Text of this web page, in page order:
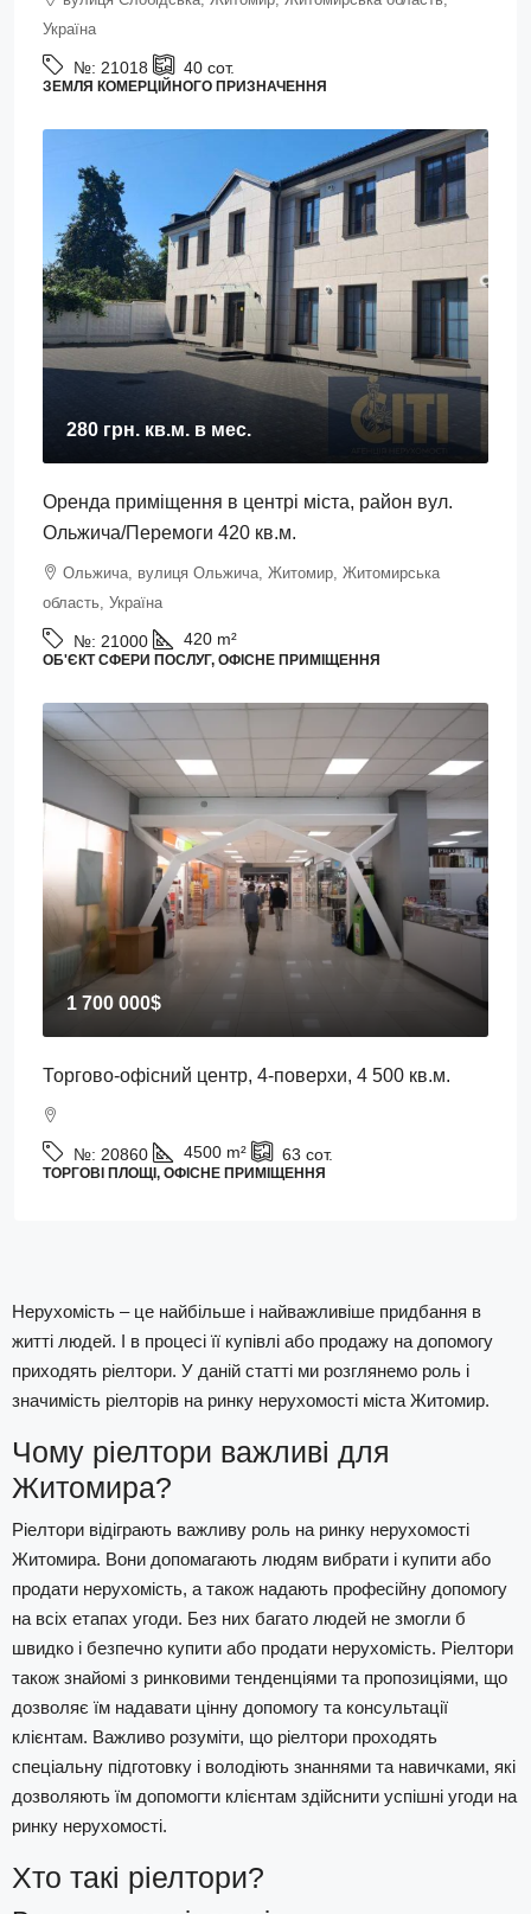
Україна
№: 21018 40 сот.
ЗЕМЛЯ КОМЕРЦІЙНОГО ПРИЗНАЧЕННЯ
280 грн. кв.м. в мес.
Оренда приміщення в центрі міста, район вул.
Ольжича/Перемоги 420 кв.м.
Ольжича, вулиця Ольжича, Житомир, Житомирська
область, Україна
№: 21000 420 m²
ОБ'ЄКТ СФЕРИ ПОСЛУГ, ОФІСНЕ ПРИМІЩЕННЯ
1 700 000$
Торгово-офісний центр, 4-поверхи, 4 500 кв.м.
№: 20860 4500 m² 63 сот.
ТОРГОВІ ПЛОЩІ, ОФІСНЕ ПРИМІЩЕННЯ
Нерухомість – це найбільше і найважливіше придбання в
житті людей. І в процесі її купівлі або продажу на допомогу
приходять ріелтори. У даній статті ми розглянемо роль і
значимість ріелторів на ринку нерухомості міста Житомир.
Чому ріелтори важливі для
Житомира?
Ріелтори відіграють важливу роль на ринку нерухомості
Житомира. Вони допомагають людям вибрати і купити або
продати нерухомість, а також надають професійну допомогу
на всіх етапах угоди. Без них багато людей не змогли б
швидко і безпечно купити або продати нерухомість. Ріелтори
також знайомі з ринковими тенденціями та пропозиціями, що
дозволяє їм надавати цінну допомогу та консультації
клієнтам. Важливо розуміти, що ріелтори проходять
спеціальну підготовку і володіють знаннями та навичками, які
дозволяють їм допомогти клієнтам здійснити успішні угоди на
ринку нерухомості.
Хто такі ріелтори?